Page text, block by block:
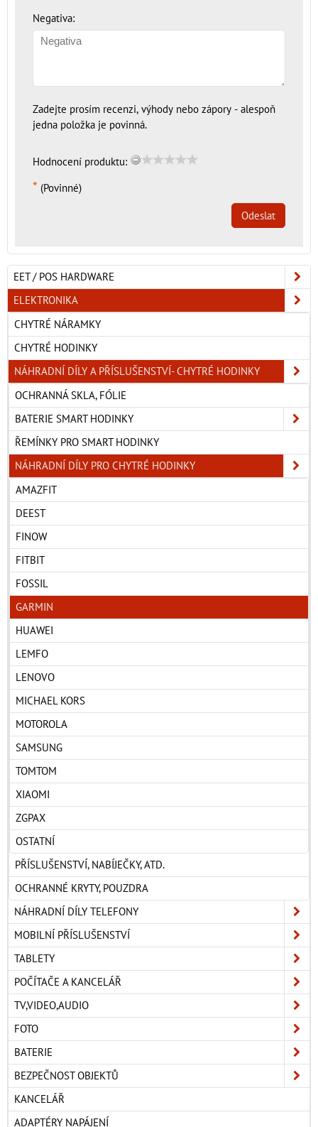
Negativa:
Zadejte prosím recenzi, výhody nebo zápory - alespoň
jedna položka je povinná.
Hodnocení produktu:
* (Povinné)
Odeslat
EET / POS HARDWARE
ELEKTRONIKA
CHYTRÉ NÁRAMKY
CHYTRÉ HODINKY
NÁHRADNÍ DÍLY A PŘÍSLUŠENSTVÍ- CHYTRÉ HODINKY
OCHRANNÁ SKLA, FÓLIE
BATERIE SMART HODINKY
ŘEMÍNKY PRO SMART HODINKY
NÁHRADNÍ DÍLY PRO CHYTRÉ HODINKY
AMAZFIT
DEEST
FINOW
FITBIT
FOSSIL
GARMIN
HUAWEI
LEMFO
LENOVO
MICHAEL KORS
MOTOROLA
SAMSUNG
TOMTOM
XIAOMI
ZGPAX
OSTATNÍ
PŘÍSLUŠENSTVÍ, NABÍJEČKY, ATD.
OCHRANNÉ KRYTY, POUZDRA
NÁHRADNÍ DÍLY TELEFONY
MOBILNÍ PŘÍSLUŠENSTVÍ
TABLETY
POČÍTAČE A KANCELÁŘ
TV,VIDEO,AUDIO
FOTO
BATERIE
BEZPEČNOST OBJEKTŮ
KANCELÁŘ
ADAPTÉRY NAPÁJENÍ